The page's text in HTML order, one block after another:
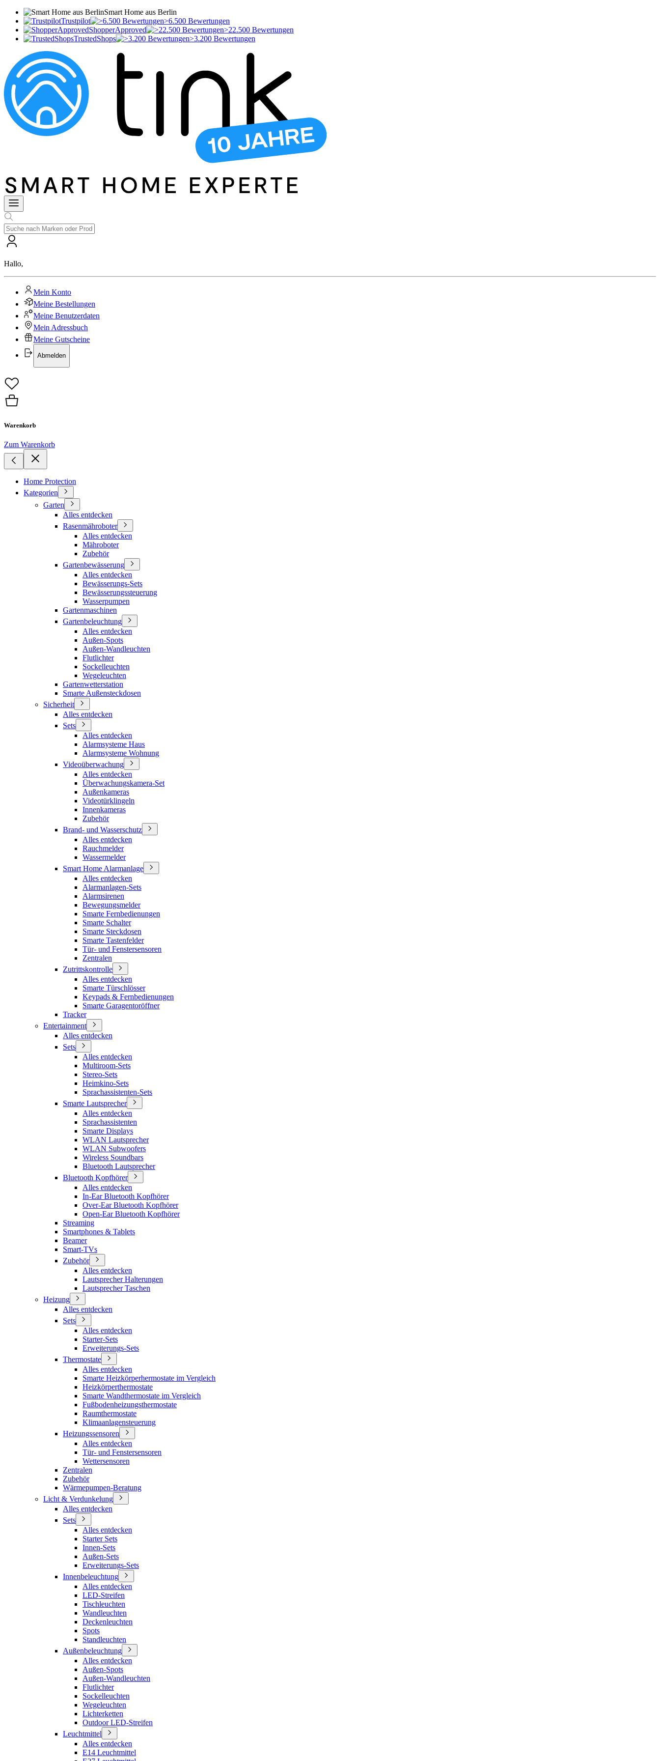
Smart Home aus Berlin
Trustpilot
>6.500 Bewertungen
ShopperApproved
>22.500 Bewertungen
TrustedShops
>3.200 Bewertungen
Hallo,
Mein Konto
Meine Bestellungen
Meine Benutzerdaten
Mein Adressbuch
Meine Gutscheine
Abmelden
Warenkorb
Zum Warenkorb
Home Protection
Kategorien
Garten
Alles entdecken
Rasenmähroboter
Alles entdecken
Mähroboter
Zubehör
Gartenbewässerung
Alles entdecken
Bewässerungs-Sets
Bewässerungssteuerung
Wasserpumpen
Gartenmaschinen
Gartenbeleuchtung
Alles entdecken
Außen-Spots
Außen-Wandleuchten
Flutlichter
Sockelleuchten
Wegeleuchten
Gartenwetterstation
Smarte Außensteckdosen
Sicherheit
Alles entdecken
Sets
Alles entdecken
Alarmsysteme Haus
Alarmsysteme Wohnung
Videoüberwachung
Alles entdecken
Überwachungskamera-Set
Außenkameras
Videotürklingeln
Innenkameras
Zubehör
Brand- und Wasserschutz
Alles entdecken
Rauchmelder
Wassermelder
Smart Home Alarmanlage
Alles entdecken
Alarmanlagen-Sets
Alarmsirenen
Bewegungsmelder
Smarte Fernbedienungen
Smarte Schalter
Smarte Steckdosen
Smarte Tastenfelder
Tür- und Fenstersensoren
Zentralen
Zutrittskontrolle
Alles entdecken
Smarte Türschlösser
Keypads & Fernbedienungen
Smarte Garagentoröffner
Tracker
Entertainment
Alles entdecken
Sets
Alles entdecken
Multiroom-Sets
Stereo-Sets
Heimkino-Sets
Sprachassistenten-Sets
Smarte Lautsprecher
Alles entdecken
Sprachassistenten
Smarte Displays
WLAN Lautsprecher
WLAN Subwoofers
Wireless Soundbars
Bluetooth Lautsprecher
Bluetooth Kopfhörer
Alles entdecken
In-Ear Bluetooth Kopfhörer
Over-Ear Bluetooth Kopfhörer
Open-Ear Bluetooth Kopfhörer
Streaming
Smartphones & Tablets
Beamer
Smart-TVs
Zubehör
Alles entdecken
Lautsprecher Halterungen
Lautsprecher Taschen
Heizung
Alles entdecken
Sets
Alles entdecken
Starter-Sets
Erweiterungs-Sets
Thermostate
Alles entdecken
Smarte Heizkörperhermostate im Vergleich
Heizkörperthermostate
Smarte Wandthermostate im Vergleich
Fußbodenheizungsthermostate
Raumthermostate
Klimaanlagensteuerung
Heizungssensoren
Alles entdecken
Tür- und Fenstersensoren
Wettersensoren
Zentralen
Zubehör
Wärmepumpen-Beratung
Licht & Verdunkelung
Alles entdecken
Sets
Alles entdecken
Starter Sets
Innen-Sets
Außen-Sets
Erweiterungs-Sets
Innenbeleuchtung
Alles entdecken
LED-Streifen
Tischleuchten
Wandleuchten
Deckenleuchten
Spots
Standleuchten
Außenbeleuchtung
Alles entdecken
Außen-Spots
Außen-Wandleuchten
Flutlichter
Sockelleuchten
Wegeleuchten
Lichterketten
Outdoor LED-Streifen
Leuchtmittel
Alles entdecken
E14 Leuchtmittel